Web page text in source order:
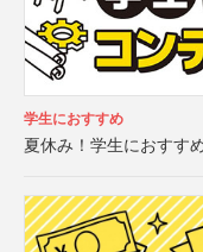
学生におすすめ
夏休み！学生におすす